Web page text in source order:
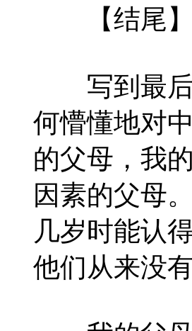
【结尾】
写到最后
何懵懂地对
的父母，我
因素的父母
几岁时能认
他们从来没